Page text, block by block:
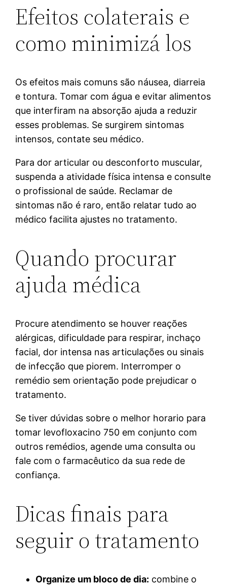
Efeitos colaterais e
como minimizá los
Os efeitos mais comuns são náusea, diarreia
e tontura. Tomar com água e evitar alimentos
que interfiram na absorção ajuda a reduzir
esses problemas. Se surgirem sintomas
intensos, contate seu médico.
Para dor articular ou desconforto muscular,
suspenda a atividade física intensa e consulte
o profissional de saúde. Reclamar de
sintomas não é raro, então relatar tudo ao
médico facilita ajustes no tratamento.
Quando procurar
ajuda médica
Procure atendimento se houver reações
alérgicas, dificuldade para respirar, inchaço
facial, dor intensa nas articulações ou sinais
de infecção que piorem. Interromper o
remédio sem orientação pode prejudicar o
tratamento.
Se tiver dúvidas sobre o melhor horario para
tomar levofloxacino 750 em conjunto com
outros remédios, agende uma consulta ou
fale com o farmacêutico da sua rede de
confiança.
Dicas finais para
seguir o tratamento
Organize um bloco de dia: combine o